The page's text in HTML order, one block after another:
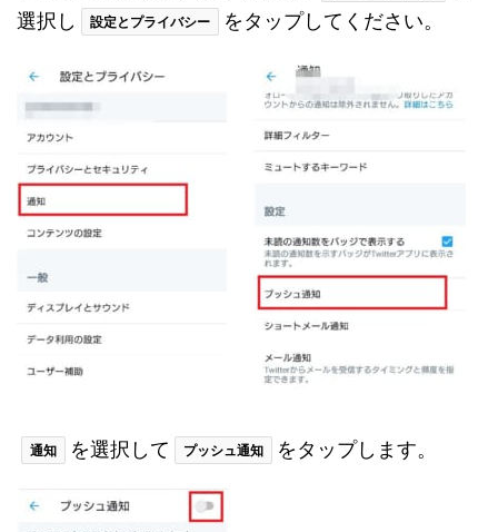
選択し
設定とプライバシー をタップしてください。
通知 を選択して プッシュ通知 をタップします。